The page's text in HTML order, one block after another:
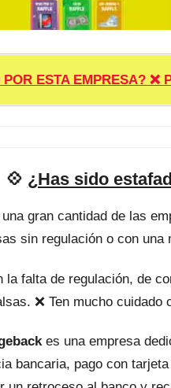
POR ESTA EMPRESA?
💠 ¿Has sido
gran cantidad de las
sin regulación o con una
falta de regulación, de
❌ Ten mucho cuidado
es una empresa
bancaria, pago con